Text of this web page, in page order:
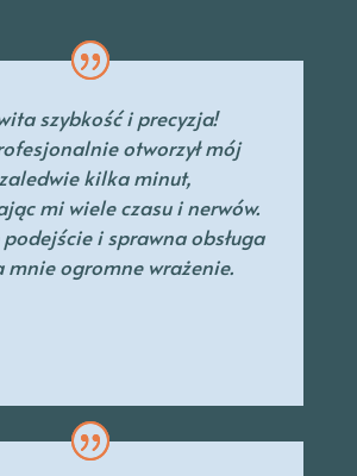
szybkość i precyzja!
otworzył mój
kilka minut,
mi wiele czasu i nerwów.
i sprawna obsługa
mnie ogromne wrażenie.